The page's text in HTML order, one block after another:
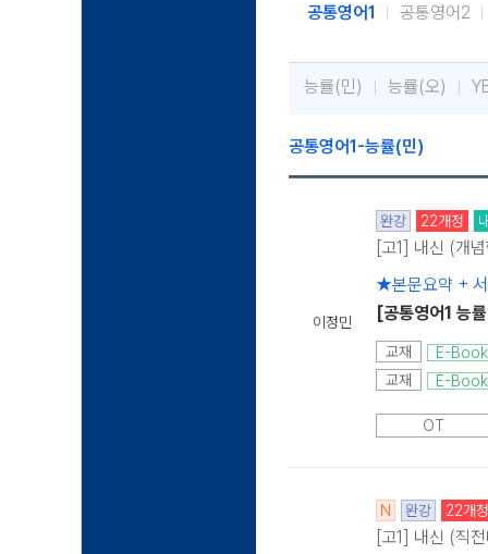
공통영어1 공통영어2
능률(민) 능률(오)
공통영어1-능률(민)
이정민
완강 22개정
[고1] 내신 (개
★본문요약 +
[공통영어1 능
교재
E-Book
교재
E-Book
OT
N 완강 22개정
[고1] 내신 (직